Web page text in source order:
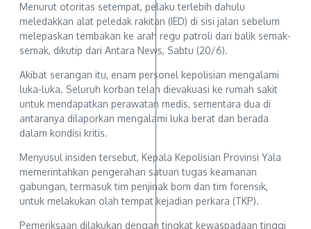
Menurut otoritas setempat, pelaku terlebih dahulu
meledakkan alat peledak rakitan (IED) di sisi jalan sebelum
melepaskan tembakan ke arah regu patroli dari balik semak-
semak, dikutip dari Antara News, Sabtu (20/6).
Akibat serangan itu, enam personel kepolisian mengalami
luka-luka. Seluruh korban telah dievakuasi ke rumah sakit
untuk mendapatkan perawatan medis, sementara dua di
antaranya dilaporkan mengalami luka berat dan berada
dalam kondisi kritis.
Menyusul insiden tersebut, Kepala Kepolisian Provinsi Yala
memerintahkan pengerahan satuan tugas keamanan
gabungan, termasuk tim penjinak bom dan tim forensik,
untuk melakukan olah tempat kejadian perkara (TKP).
Pemeriksaan dilakukan dengan tingkat kewaspadaan tinggi